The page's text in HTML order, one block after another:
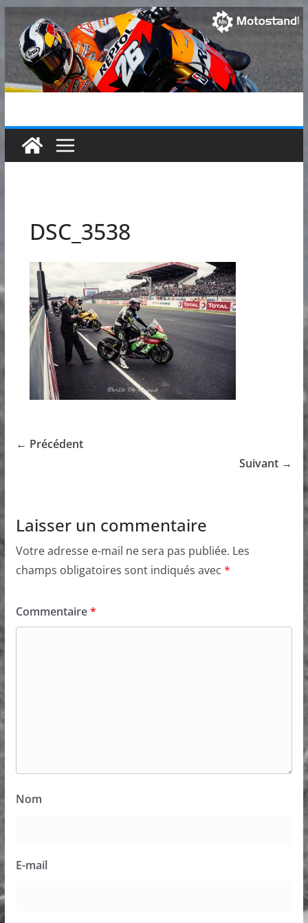
Passer
contenu
DSC_3538
← Précédent
Suivant →
Laisser un commentaire
Votre adresse e-mail ne sera pas publiée. Les
champs obligatoires sont indiqués avec *
Commentaire*
Nom
E-mail